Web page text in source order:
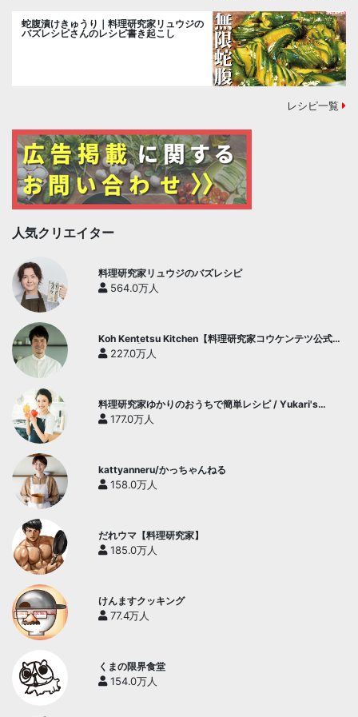
蛇腹漬けきゅうり｜料理研究家リュウジの
バズレシピさんのレシピ書き起こし
レシピ一覧
人気クリエイター
料理研究家リュウジのバズレシピ
564.0万人
Koh Kentetsu Kitchen【料理研究家コウケンテツ公式チ
ャンネル】
227.0万人
料理研究家ゆかりのおうちで簡単レシピ / Yukari's
Kitchen
177.0万人
kattyanneru/かっちゃんねる
158.0万人
だれウマ【料理研究家】
185.0万人
けんますクッキング
77.4万人
くまの限界食堂
154.0万人